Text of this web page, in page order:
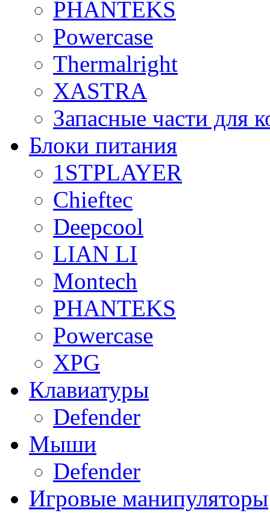
PHANTEKS
Powercase
Thermalright
XASTRA
Запасные части для
Блоки питания
1STPLAYER
Chieftec
Deepcool
LIAN LI
Montech
PHANTEKS
Powercase
XPG
Клавиатуры
Defender
Мыши
Defender
Игровые манипуляторы